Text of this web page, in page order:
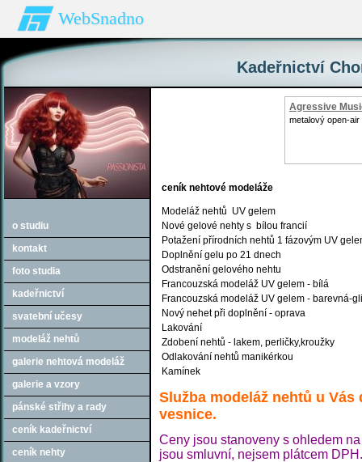
WebSnadno
Kadeřnictví
o studiu
kontakt
foto studia
kadeřnictví
svatební učesy
modeláž nehtů
galerie nehtová modeláž
galerie a vzory
pánské střihy a rady
ceník kadeřnictví
ceník nehty
Agressive
metalový open-air
ceník nehtové modeláže
Modeláž nehtů UV gelem
Nové gelové nehty s bílou francií
Potažení přírodních nehtů 1 fázovým UV
Doplnění gelu po 21 dnech
Odstranění gelového nehtu
Francouzská modeláž UV gelem - bílá
Francouzská modeláž UV gelem - barevná-
Nový nehet při doplnění - oprava
Lakování
Zdobení nehtů - lakem, perličky,kroužky
Odlakování nehtů manikérkou
Kamínek
Služba modeláž nehtů u
vesnice.
Ceny jsou stanoveny s ohledem
jsou smluvní, nejsem plátcem DPH.